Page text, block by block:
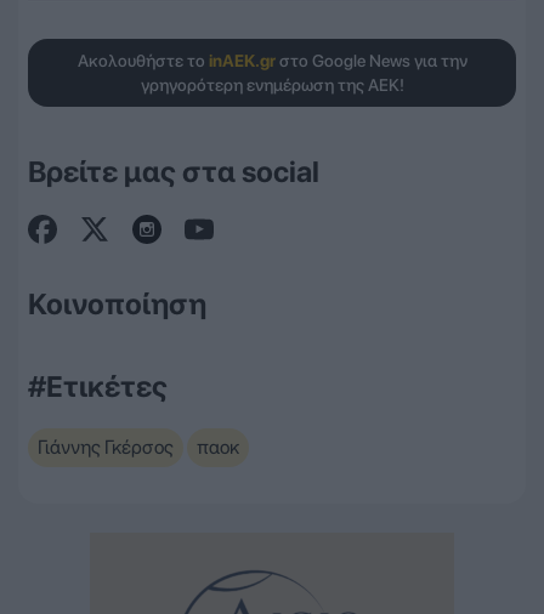
Ακολουθήστε το inAEK.grστο Google News για την
γρηγορότερη ενημέρωση της ΑΕΚ!
Βρείτε μας στα social
Κοινοποίηση
#Ετικέτες
Γιάννης Γκέρσος παοκ